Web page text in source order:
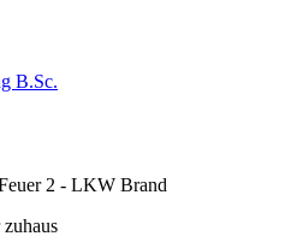
2 - LKW Brand